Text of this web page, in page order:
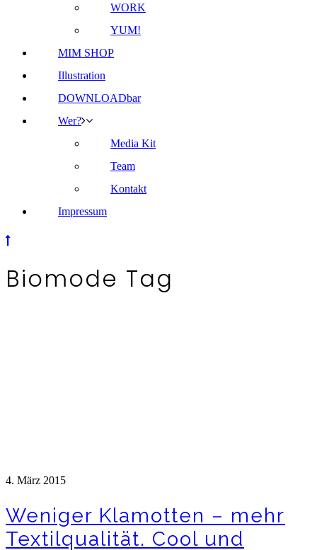
WORK
YUM!
MIM SHOP
Illustration
DOWNLOADbar
Wer?
Media Kit
Team
Kontakt
Impressum
Biomode Tag
4. März 2015
Weniger Klamotten – mehr
Textilqualität. Cool und